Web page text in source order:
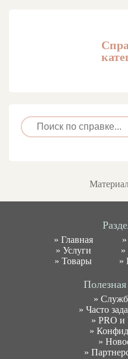
» Главная
» Услуги
»Товары
»
»
»
» Часто
» PRO и
»
»
»